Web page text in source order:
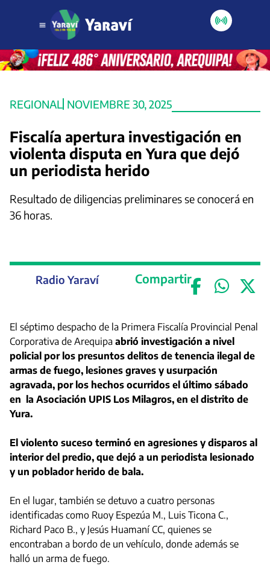
REGIONAL NOVIEMBRE 30, 2025
Fiscalía apertura investigación en
violenta disputa en Yura que dejó
un periodista herido
Resultado de diligencias preliminares se conocerá en
36 horas.
Radio Yaraví Compartir
El séptimo despacho de la Primera Fiscalía Provincial Penal
Corporativa de Arequipa abrió investigación a nivel
policial por los presuntos delitos de tenencia ilegal de
armas de fuego, lesiones graves y usurpación
agravada, por los hechos ocurridos el último sábado
en la Asociación UPIS Los Milagros, en el distrito de
Yura.
El violento suceso terminó en agresiones y disparos al
interior del predio, que dejó a un periodista lesionado
y un poblador herido de bala.
En el lugar, también se detuvo a cuatro personas
identificadas como Ruoy Espezúa M., Luis Ticona C.,
Richard Paco B., y Jesús Huamaní CC, quienes se
encontraban a bordo de un vehículo, donde además se
halló un arma de fuego.